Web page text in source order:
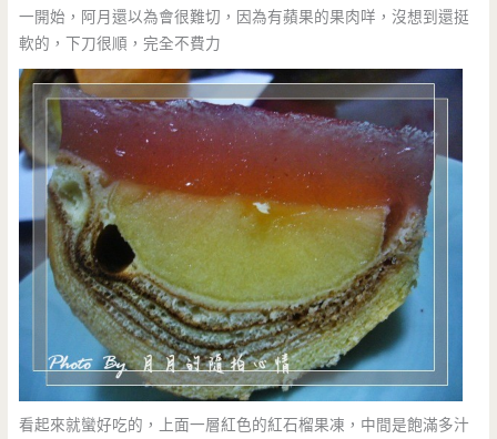
一開始，阿月還以為會很難切，因為有蘋果的果肉咩，沒想到還挺
軟的，下刀很順，完全不費力
看起來就蠻好吃的，上面一層紅色的紅石榴果凍，中間是飽滿多汁